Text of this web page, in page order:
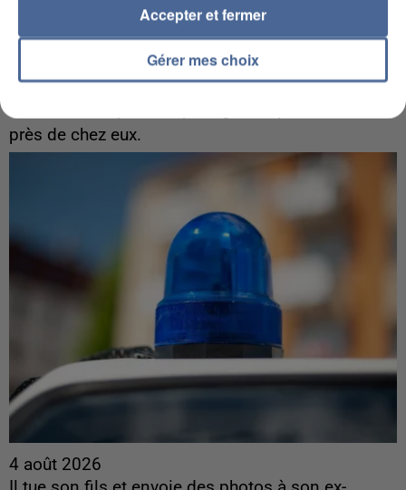
4 août 2026
Le gouvernement et l’Ademe publient une carte
interactive des lieux...
près de chez eux.
4 août 2026
Gérer mes choix
Accepter et fermer